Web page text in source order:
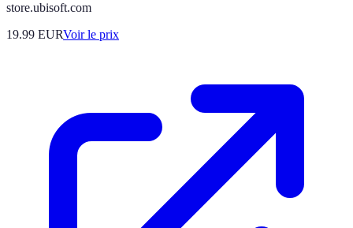
store.ubisoft.com
19.99 EURVoir le prix